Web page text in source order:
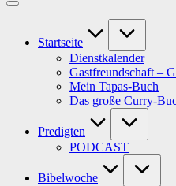
Startseite
Dienstkalender
Gastfreundschaft –
Mein Tapas-Buch
Das große Curry-
Predigten
PODCAST
Bibelwoche